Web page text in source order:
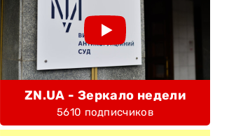
ZN.UA - Зеркало недели
5610 подписчиков